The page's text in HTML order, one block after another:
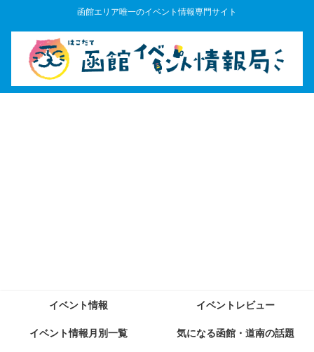
函館エリア唯一のイベント情報専門サイト
イベント情報 イベントレビュー
イベント情報月別一覧 気になる函館・道南の話題